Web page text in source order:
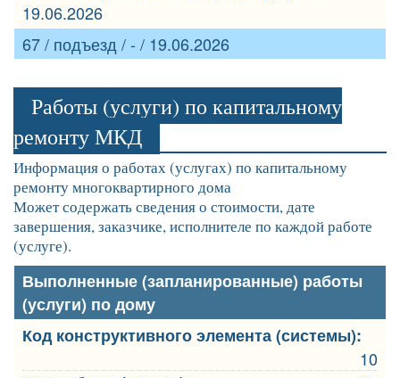
19.06.2026
67 / подъезд / - / 19.06.2026
Работы (услуги) по капитальному
ремонту МКД
Информация о работах (услугах) по капитальному
ремонту многоквартирного дома
Может содержать сведения о стоимости, дате
завершения, заказчике, исполнителе по каждой работе
(услуге).
Выполненные (запланированные) работы
(услуги) по дому
Код конструктивного элемента (системы):
10